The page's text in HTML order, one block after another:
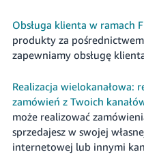
Obsługa klienta w ramach
produkty za pośrednictwem
zapewniamy obsługę
Realizacja wielokanałowa:
zamówień z Twoich
może realizować
sprzedajesz w swojej
internetowej lub innymi